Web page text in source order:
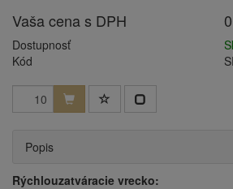
Vaša cena s DPH
Dostupnosť
Kód
Popis
Rýchlouzatváracie vrecko: